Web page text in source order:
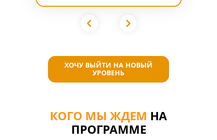
ХОЧУ ВЫЙТИ НА НОВЫЙ
УРОВЕНЬ
КОГО МЫ ЖДЕМ НА
ПРОГРАММЕ